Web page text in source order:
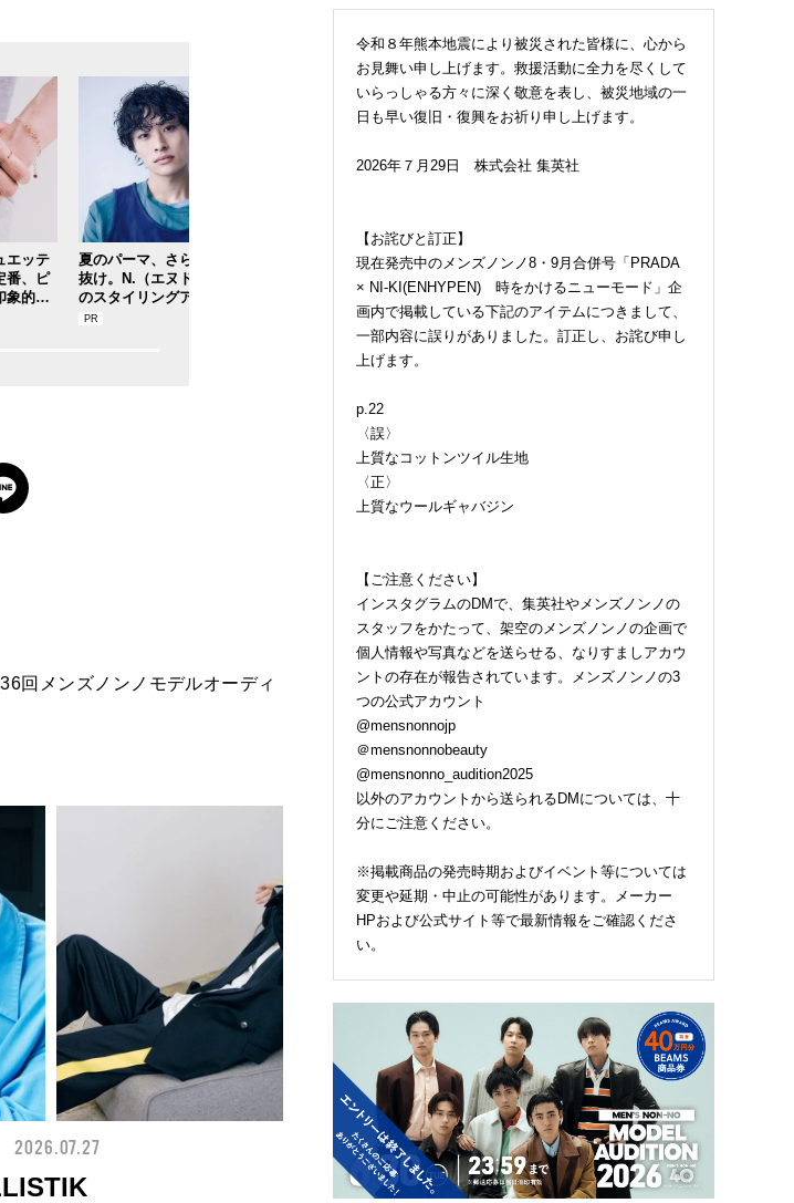
エッテ
番、ピ
的な“
meets
夏のパーマ、さらにあか
抜け。N.（エヌドット）
のスタイリングアイテム
で作る旬ヘアのテクニッ
自宅で本格“冷水浴”！「
ラッシュ」の水風呂専用
バスボム【ひんやりコス
メレビュー／LUSH コー
ルドウォータースーザー
ロエベの新しい世界へよ
うこそ。大胆なコントラ
ストとレイヤードの先に
。装う喜び、明るいスピ
リット
暑くてダルい...。汗も
れも吹き飛ばす「バブ
の炭酸入浴剤を今すぐ
入！【ひんやりコスメ
ビュー／バブ「エクス
回メンズノンノモデルオーディ
2026.07.09
なコ
FASHION 2026.07.09
令和８年熊本地震により被災された皆様に、心から
お見舞い申し上げます。救援活動に全力を尽くして
いらっしゃる方々に深く敬意を表し、被災地域の一
日も早い復旧・復興をお祈り申し上げます。
2026年７月29日 株式会社 集英社
【お詫びと訂正】
現在発売中のメンズノンノ8・9月合併号「PRADA
× NI-KI(ENHYPEN) 時をかけるニューモード」企
画内で掲載している下記のアイテムにつきまして、
一部内容に誤りがありました。訂正し、お詫び申し
上げます。
p.22
〈誤〉
上質なコットンツイル生地
〈正〉
上質なウールギャバジン
【ご注意ください】
インスタグラムのDMで、集英社やメンズノンノの
スタッフをかたって、架空のメンズノンノの企画で
個人情報や写真などを送らせる、なりすましアカウ
ントの存在が報告されています。メンズノンノの3
つの公式アカウント
@mensnonnojp
＠mensnonnobeauty
@mensnonno_audition2025
以外のアカウントから送られるDMについては、十
分にご注意ください。
※掲載商品の発売時期およびイベント等については
変更や延期・中止の可能性があります。メーカー
HPおよび公式サイト等で最新情報をご確認くださ
い。